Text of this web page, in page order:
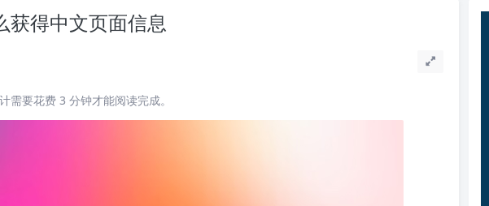
得中文页面信息
需要花费 3 分钟才能阅读完成。